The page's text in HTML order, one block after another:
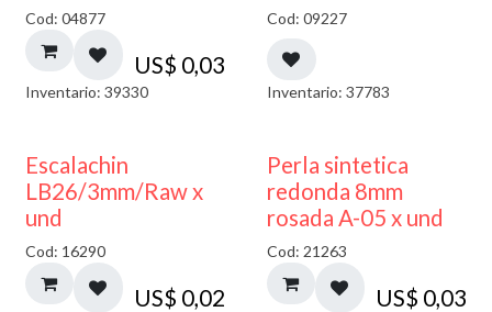
Cod: 04877
US$ 0,03
Inventario: 39330
Cod: 09227
Inventario: 37783
Escalachin
LB26/3mm/Raw x
und
Cod: 16290
US$ 0,02
Perla sintetica
redonda 8mm
rosada A-05 x und
Cod: 21263
US$ 0,03